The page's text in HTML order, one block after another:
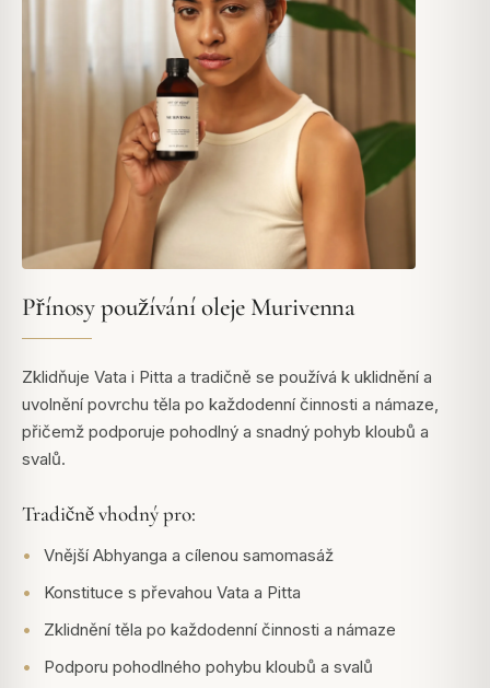
Přínosy používání oleje Murivenna
Zklidňuje Vata i Pitta a tradičně se používá k uklidnění a
uvolnění povrchu těla po každodenní činnosti a námaze,
přičemž podporuje pohodlný a snadný pohyb kloubů a
svalů.
Tradičně vhodný pro:
Vnější Abhyanga a cílenou samomasáž
Konstituce s převahou Vata a Pitta
Zklidnění těla po každodenní činnosti a námaze
Podporu pohodlného pohybu kloubů a svalů